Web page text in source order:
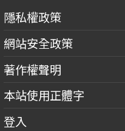
隱私權政策
網站安全政策
著作權聲明
本站使用正體字
登入